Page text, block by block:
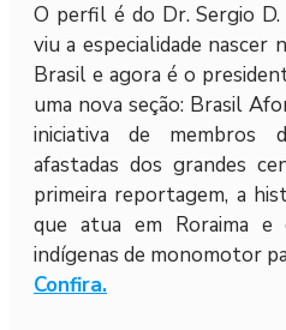
O perfil é do Dr. Sergio
viu a especialidade nascer
Brasil e agora é o
uma nova seção: Brasil
iniciativa de membros
afastadas dos grandes
primeira reportagem, a
que atua em Roraima e
indígenas de monomotor
Confira.